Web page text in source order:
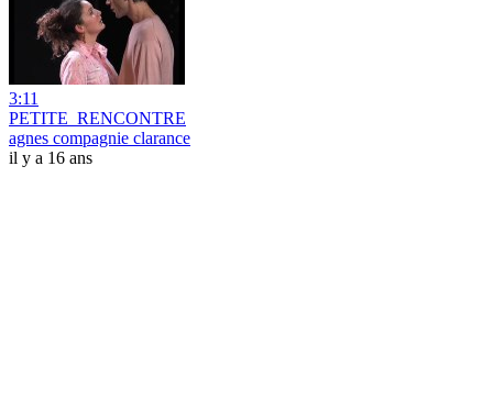
3:11
PETITE_RENCONTRE
agnes compagnie clarance
il y a 16 ans